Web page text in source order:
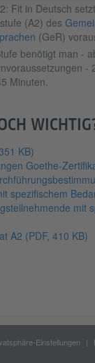
Fit in Deutsch
(A2) des
(GeR)
benötigt man -
-
Minuten.
KB)
Goethe-
spezifischem
mit
A2 (PDF, 410 KB)
Einstellungen